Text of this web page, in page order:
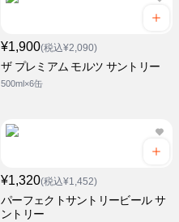
¥1,900(税込¥2,090)
ザ プレミアム モルツ サントリー
500ml×6缶
¥1,320(税込¥1,452)
パーフェクトサントリービール サ
ントリー